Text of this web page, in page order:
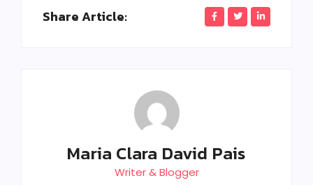
Share Article:
Maria Clara David Pais
Writer & Blogger